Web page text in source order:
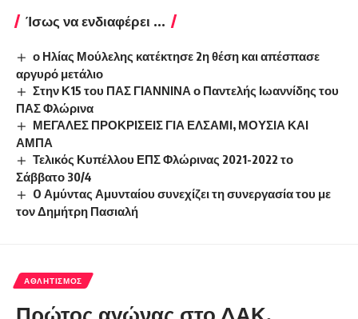
Ίσως να ενδιαφέρει ...
ο Ηλίας Μούλελης κατέκτησε 2η θέση και απέσπασε
αργυρό μετάλιο
Στην Κ15 του ΠΑΣ ΓΙΑΝΝΙΝΑ ο Παντελής Ιωαννίδης του
ΠΑΣ Φλώρινα
ΜΕΓΑΛΕΣ ΠΡΟΚΡΙΣΕΙΣ ΓΙΑ ΕΛΣΑΜΙ, ΜΟΥΣΙΑ ΚΑΙ
ΑΜΠΑ
Τελικός Κυπέλλου ΕΠΣ Φλώρινας 2021-2022 το
Σάββατο 30/4
O Αμύντας Αμυνταίου συνεχίζει τη συνεργασία του με
τον Δημήτρη Πασιαλή
ΑΘΛΗΤΙΣΜΌΣ
Πρώτος αγώνας στο ΔΑΚ,